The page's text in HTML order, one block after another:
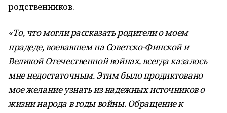
родственников.
«То, что могли рассказать родители о моем
прадеде, воевавшем на Советско-Финской и
Великой Отечественной войнах, всегда казалось
мне недостаточным. Этим было продиктовано
мое желание узнать из надежных источников о
жизни народа в годы войны. Обращение к